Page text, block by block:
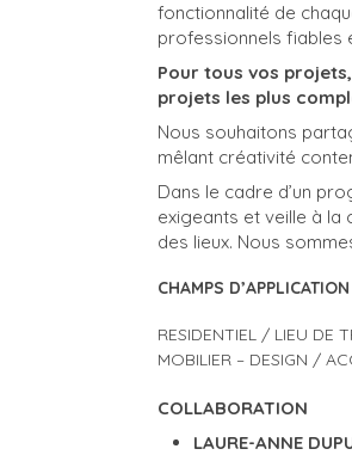
fonctionnalité de
professionnels fiables
Pour tous vos
projets les plus
Nous souhaitons
mêlant créativité
Dans le cadre d’un
exigeants et veille à
des lieux. Nous
CHAMPS D’APPLICATION
RESIDENTIEL / LIEU DE
MOBILIER – DESIGN /
COLLABORATION
LAURE-ANNE